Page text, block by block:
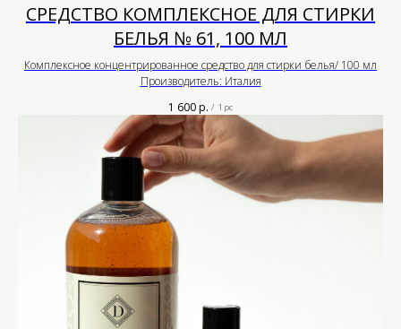
СРЕДСТВО КОМПЛЕКСНОЕ ДЛЯ СТИРКИ
БЕЛЬЯ № 61, 100 МЛ
Комплексное концентрированное средство для стирки белья/ 100 мл
Производитель: Италия
1 600р. / 1 pc